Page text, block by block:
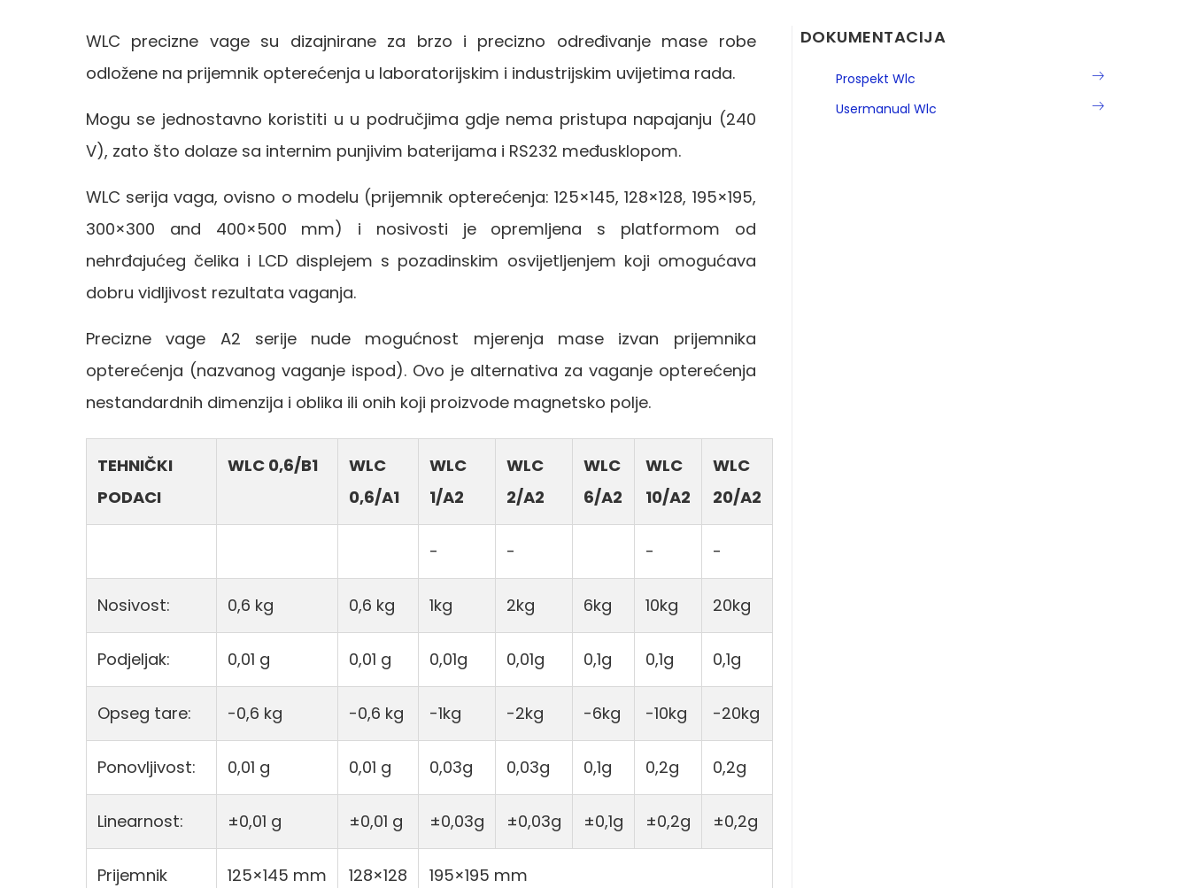
WLC precizne vage su dizajnirane za brzo i precizno određivanje mase robe
odložene na prijemnik opterećenja u laboratorijskim i industrijskim uvijetima rada.
Mogu se jednostavno koristiti u u područjima gdje nema pristupa napajanju (240
V), zato što dolaze sa internim punjivim baterijama i RS232 međusklopom.
WLC serija vaga, ovisno o modelu (prijemnik opterećenja: 125×145, 128×128, 195×195,
300×300 and 400×500 mm) i nosivosti je opremljena s platformom od
nehrđajućeg čelika i LCD displejem s pozadinskim osvijetljenjem koji omogućava
dobru vidljivost rezultata vaganja.
Precizne vage A2 serije nude mogućnost mjerenja mase izvan prijemnika
opterećenja (nazvanog vaganje ispod). Ovo je alternativa za vaganje opterećenja
nestandardnih dimenzija i oblika ili onih koji proizvode magnetsko polje.
TEHNIČKI
PODACI
WLC 0,6/B1
WLC
0,6/A1
WLC
1/A2
WLC
2/A2
WLC
6/A2
WLC
10/A2
WLC
20/A2
- - - -
Nosivost: 0,6 kg 0,6 kg 1kg 2kg 6kg 10kg 20kg
Podjeljak: 0,01 g 0,01 g 0,01g 0,01g 0,1g 0,1g 0,1g
Opseg tare: -0,6 kg -0,6 kg -1kg -2kg -6kg -10kg -20kg
Ponovljivost: 0,01 g 0,01 g 0,03g 0,03g 0,1g 0,2g 0,2g
Linearnost: ±0,01 g ±0,01 g ±0,03g ±0,03g ±0,1g ±0,2g ±0,2g
Prijemnik
125×145 mm
128×128
195×195 mm
DOKUMENTACIJA
Prospekt Wlc
Usermanual Wlc